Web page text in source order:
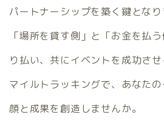
パートナーシップを築く鍵となり
「場所を貸す側」と「お金を払
り払い、共にイベントを成功さ
マイルトラッキングで、あなた
顔と成果を創造しませんか。